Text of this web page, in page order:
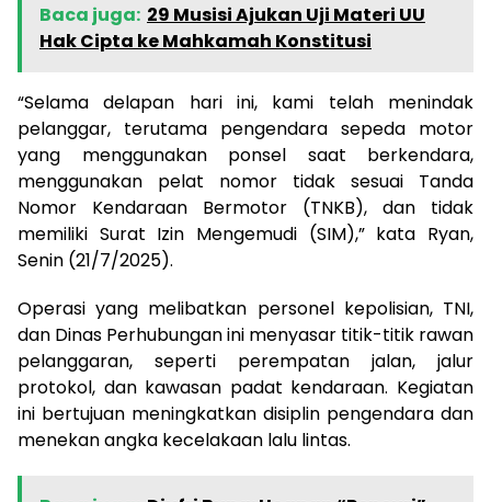
Baca juga: 29 Musisi Ajukan Uji Materi UU
Hak Cipta ke Mahkamah Konstitusi
“Selama delapan hari ini, kami telah menindak
pelanggar, terutama pengendara sepeda motor
yang menggunakan ponsel saat berkendara,
menggunakan pelat nomor tidak sesuai Tanda
Nomor Kendaraan Bermotor (TNKB), dan tidak
memiliki Surat Izin Mengemudi (SIM),” kata Ryan,
Senin (21/7/2025).
Operasi yang melibatkan personel kepolisian, TNI,
dan Dinas Perhubungan ini menyasar titik-titik rawan
pelanggaran, seperti perempatan jalan, jalur
protokol, dan kawasan padat kendaraan. Kegiatan
ini bertujuan meningkatkan disiplin pengendara dan
menekan angka kecelakaan lalu lintas.